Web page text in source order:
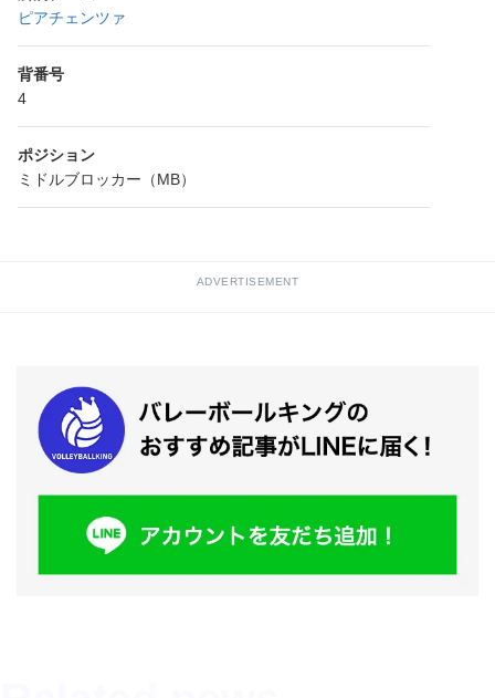
ピアチェンツァ
背番号
4
ポジション
ミドルブロッカー（MB）
ADVERTISEMENT